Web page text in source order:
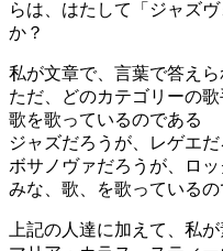
らは、はたして「ジャズ
か？
私が文章で、言葉で答えら
ただ、どのカテゴリーの
歌を歌っているのである
ジャズだろうが、レゲエ
ボサノヴァだろうが、ロ
みな、歌、を歌っているの
上記の人達に加えて、私